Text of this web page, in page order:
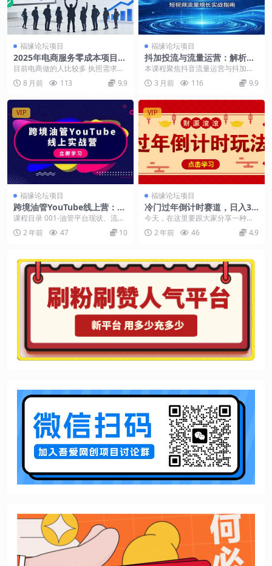
福缘论坛项目
2025年电商服务零成本项目，
挣想挣钱的人的钱，一天利润
500+
目前电商做的人比较多 执照需求非
常大 小白可上手 简单易操作 下载
地址：
8 月前 113 9.9
福缘论坛项目
抖加投流与流量运营：解析兴
趣算法，掌握上热门、养铁粉
实操方法
本课程聚焦抖音流量运营与抖加投
流核心，全程实操落地，无空洞理
论。系统拆解影响流量...
3 月前 116 9.9
VIP
福缘论坛项目
跨境油管YouTube线上营：大
量实战一步步教你从理论到实
操到赚钱（45节）
课程目录 001-油管平台现状、流
量、机遇详解.mp4 002-油管获取收
益途径...
2 年前 47 10
VIP
福缘论坛项目
冷门过年倒计时赛道，日入30
0+！一条视频播放量更是高达
500 万！
今天，在这里要跟大家分享一种在
视频号上超级火爆的玩法。这种玩
法的神奇之处在于，只...
2 年前 46 4.9